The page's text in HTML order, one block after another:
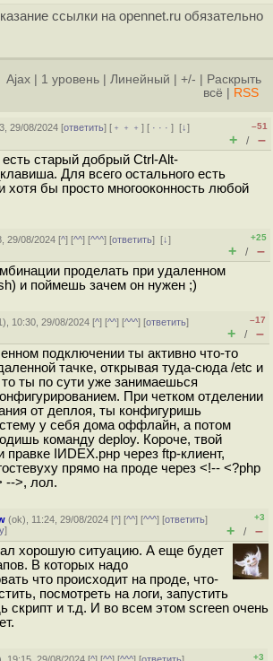
ссылки на opennet.ru обязательно
Ajax 1 уровень Линейный +/-
Раскрыть
всё
RSS
29/08/2024 [ответить] [ ﹢﹢﹢] [ · · ·][↓]
–51
+ / –
есть старый добрый Ctrl-Alt-
Для всего остального есть
хотя бы просто многооконность любой
29/08/2024 [^] [^^] [^^^] [ответить][↓]
+25
+ / –
проделать при удаленном
и поймешь зачем он нужен ;)
), 10:30, 29/08/2024 [^] [^^] [^^^] [ответить]
–17
+ / –
подключении ты активно что-то
тачке, открывая туда-сюда /etc и
ты по сути уже занимаешься
При четком отделении
от деплоя, ты конфигуришь
у себя дома оффлайн, а потом
команду deploy. Короче, твой
правке IИDEX.рнр через ftp-клиент,
прямо на проде через <!-- <?php
-->, лол.
(ok), 11:24, 29/08/2024 [^] [^^] [^^^] [ответить]
]
+3
+ / –
хорошую ситуацию. А еще будет
В которых надо
что происходит на проде, что-
посмотреть на логи, запустить
скрипт и т.д. И во всем этом screen очень
+3